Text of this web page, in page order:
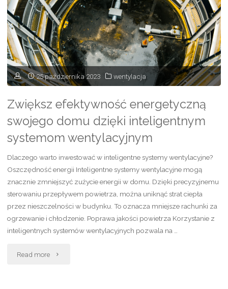
25 października 2023 wentylacja
Zwiększ efektywność energetyczną
swojego domu dzięki inteligentnym
systemom wentylacyjnym
Dlaczego warto inwestować w inteligentne systemy wentylacyjne?
Oszczędność energii Inteligentne systemy wentylacyjne mogą
znacznie zmniejszyć zużycie energii w domu. Dzięki precyzyjnemu
sterowaniu przepływem powietrza, można uniknąć strat ciepła
przez nieszczelności w budynku. To oznacza mniejsze rachunki za
ogrzewanie i chłodzenie. Poprawa jakości powietrza Korzystanie z
inteligentnych systemów wentylacyjnych pozwala na …
Read more "Zwiększ